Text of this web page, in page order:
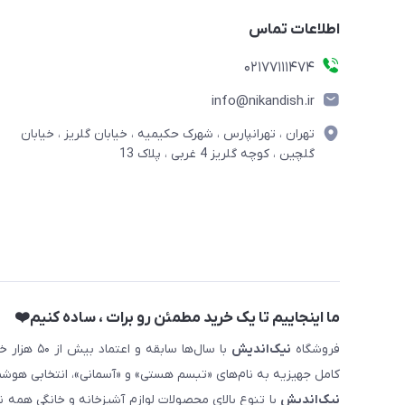
اطلاعات تماس
02177111474
info@nikandish.ir
تهران ، تهرانپارس ، شهرک حکیمیه ، خیابان گلریز ، خیابان
گلچین ، کوچه گلریز 4 غربی ، پلاک 13
ما اینجاییم تا یک خرید مطمئن رو برات ، ساده کنیم❤️
فروشگاه نیک‌اندیش
با
کامل جهیزیه به نام‌های «تبسم هستی» و «آسمانی»، انتخابی
نیک‌اندیش با تنوع بالای محصولات لوازم آشپزخانه و خانگی